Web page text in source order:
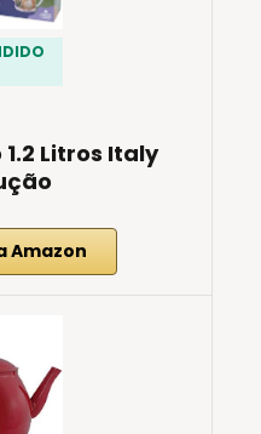
Litros Italy
Amazon